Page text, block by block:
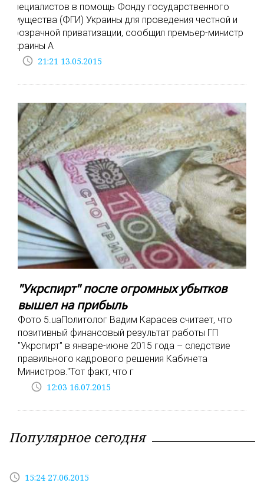
специалистов в помощь Фонду государственного
имущества (ФГИ) Украины для проведения честной и
прозрачной приватизации, сообщил премьер-министр
Украины А
access_time 21:21 13.05.2015
"Укрспирт" после огромных убытков
вышел на прибыль
Фото 5.uaПолитолог Вадим Карасев считает, что
позитивный финансовый результат работы ГП
"Укрспирт" в январе-июне 2015 года – следствие
правильного кадрового решения Кабинета
Министров."Тот факт, что г
access_time 12:03 16.07.2015
Популярное сегодня
access_time 15:24 27.06.2015